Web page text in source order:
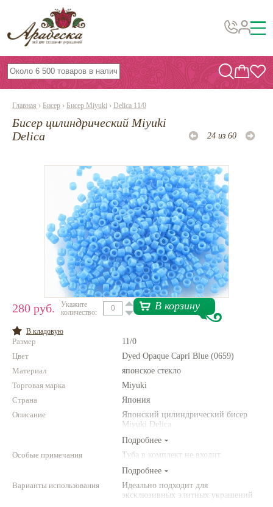
Бусины, подвески, декор
Бисер
Фурнитура
Инструменты и материалы
Эпоксидная смола
Шнуры, ленты, нитки
По темам и сезонам
Бисер TOHO
Нетемнеющая фурнитура
Всё для вышивки
Проволока
Натуральные камни
Каталог
Главная › Бисер › Бисер Miyuki › Delica 11/0
Бисер цилиндрический Miyuki
Delica
24 из 60
280 руб.
Укажите
количество:
В корзину
В кладовую
Размер
11/0
Цвет
Dyed Opaque Capri Blue (0659)
Материал
японское стекло
Торговая марка
Miyuki
Страна
Япония
Описание
Японский цилиндрический бисер
Miyuki Delica
Подробнее
Особые примечания
Туба в комплект не входит.
Подробнее
Варианты использования
Идеально подходит для
эксклюзивных элитных украшений